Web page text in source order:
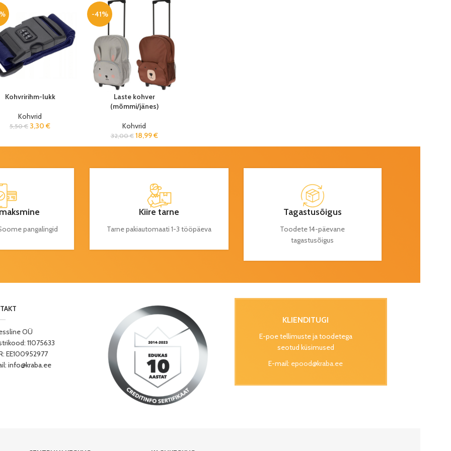
Kohvririhm-lukk
Kohvrid
5,50€ 3,30 €
-41%
Laste kohver
(mõmmi/jänes)
Kohvrid
32,00€ 18,99€
pangalingid
Kiire tarne
Tarne pakiautomaati 1-3 tööpäeva
Tagastusõigus
Toodete 14-päevane
tagastusõigus
OÜ
11075633
EE100952977
info@kraba.ee
KLIENDITUGI
E-poe tellimuste ja toodetega
seotud küsimused
E-mail: epood@kraba.ee